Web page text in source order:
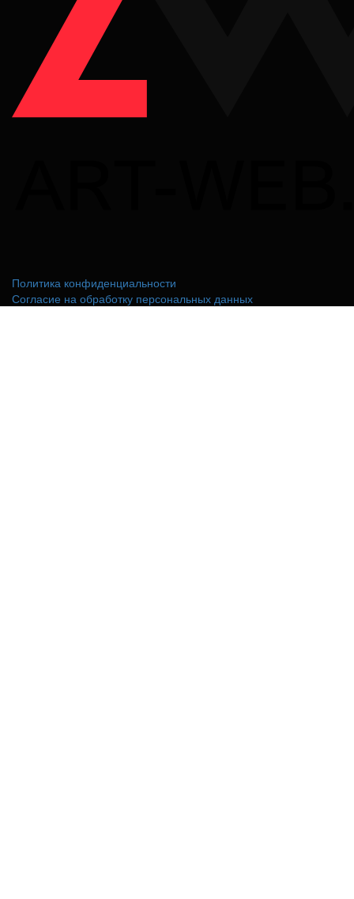
Политика конфиденциальности
Согласие на обработку персональных данных